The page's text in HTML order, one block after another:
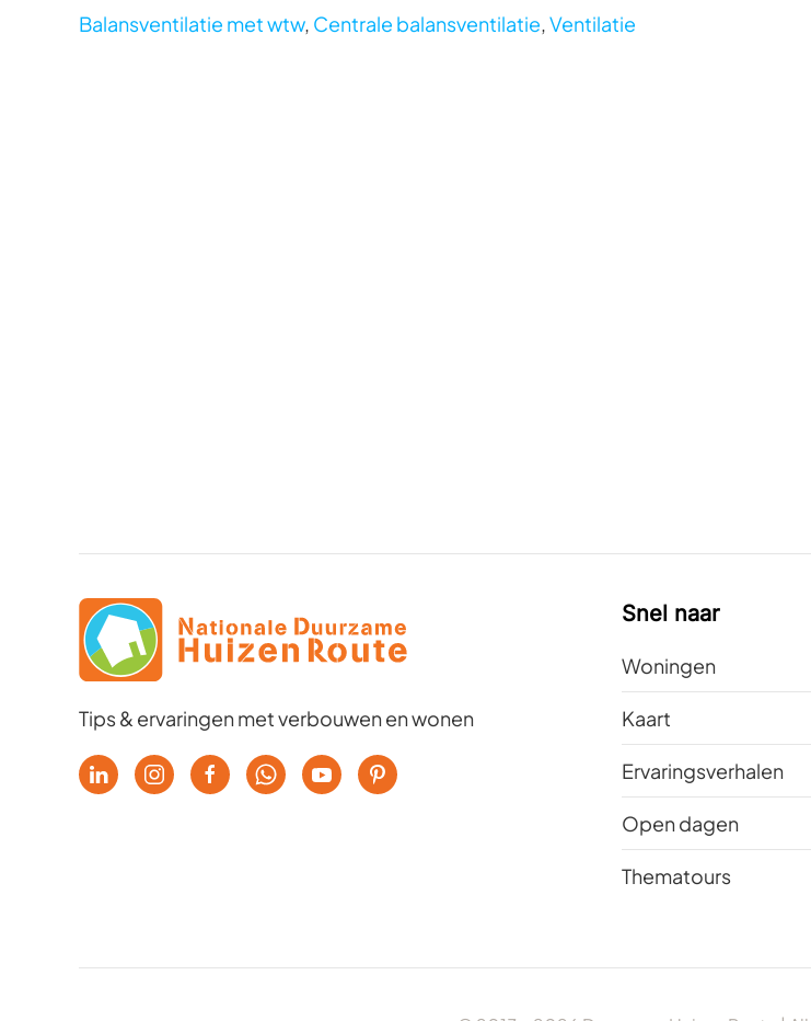
Balansventilatie met wtw, Centrale balansventilatie,Ventilatie
Tips & ervaringen met verbouwen en wonen
Snel naar
Woningen
Kaart
Ervaringsverhalen
Open dagen
Thematours